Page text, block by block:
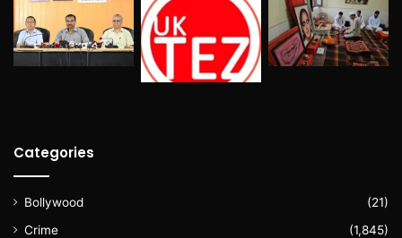
Categories
Bollywood
(21)
Crime
(1,845)